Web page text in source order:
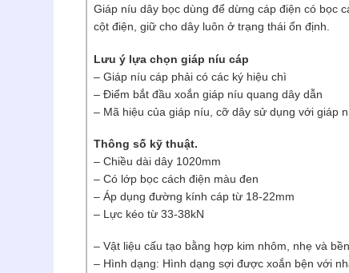
Giáp níu dây bọc dùng để dừng cáp điện có bọc
cột điện, giữ cho dây luôn ở trạng thái ổn định.
Lưu ý lựa chọn giáp níu cáp
– Giáp níu cáp phải có các ký hiệu chì
– Điểm bắt đầu xoắn giáp níu quang dây dẫn
– Mã hiệu của giáp níu, cỡ dây sử dụng với giáp
Thông số kỹ thuật.
– Chiều dài dây 1020mm
– Có lớp bọc cách điện màu đen
– Áp dụng đường kính cáp từ 18-22mm
– Lực kéo từ 33-38kN
– Vật liệu cấu tạo bằng hợp kim nhôm, nhẹ và
– Hình dạng: Hình dạng sợi được xoắn bện với